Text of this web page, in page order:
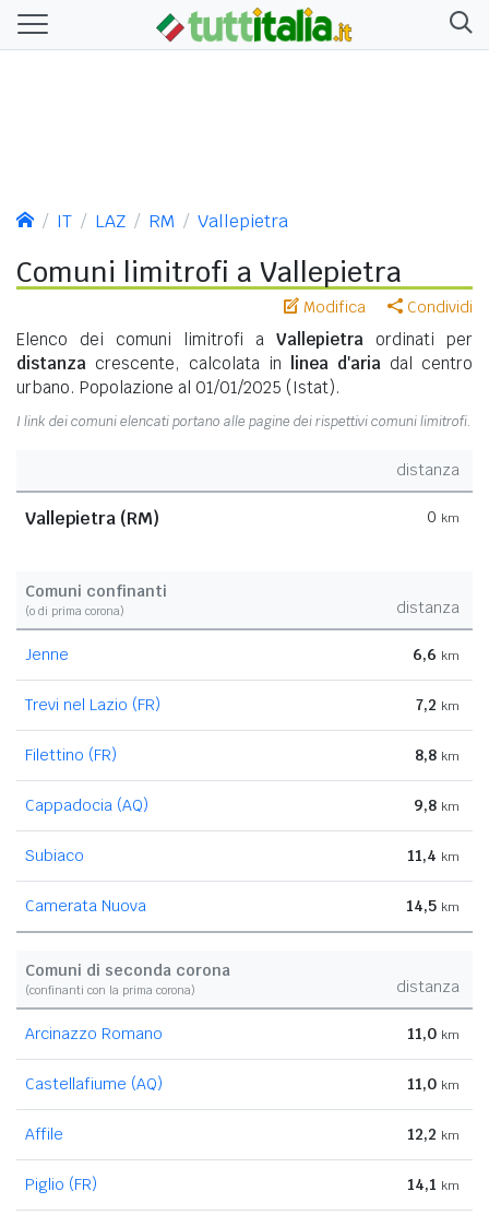
IT LAZ RM Vallepietra
Comuni limitrofi a Vallepietra
Modifica Condividi
Elenco dei comuni limitrofi a Vallepietra ordinati per
distanza crescente, calcolata in linea d'aria dal centro
urbano. Popolazione al 01/01/2025 (Istat).
I link dei comuni elencati portano alle pagine dei rispettivi comuni limitrofi.
distanza
Vallepietra (RM) 0 km
Comuni confinanti
(o di prima corona) distanza
Jenne 6,6 km
Trevi nel Lazio (FR) 7,2 km
Filettino (FR) 8,8 km
Cappadocia (AQ) 9,8 km
Subiaco 11,4 km
Camerata Nuova 14,5 km
Comuni di seconda corona
(confinanti con la prima corona) distanza
Arcinazzo Romano 11,0 km
Castellafiume (AQ) 11,0 km
Affile 12,2 km
Piglio (FR) 14,1 km